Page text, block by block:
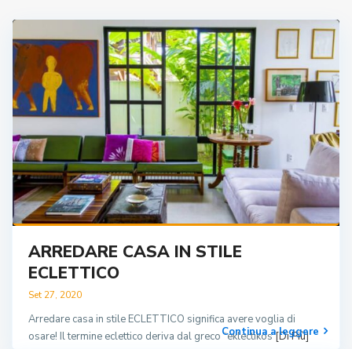
ARREDARE CASA IN STILE
ECLETTICO
Set 27, 2020
Arredare casa in stile ECLETTICO significa avere voglia di
osare! Il termine eclettico deriva dal greco “eklectikos[Di Più]
Continua a leggere